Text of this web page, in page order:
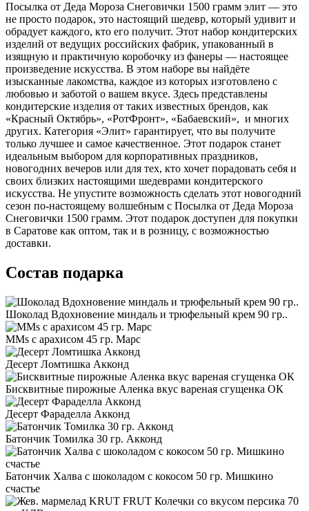
Посылка от Деда Мороза Снеговички 1500 грамм элит — это
не просто подарок, это настоящий шедевр, который удивит и
обрадует каждого, кто его получит. Этот набор кондитерских
изделий от ведущих российских фабрик, упакованный в
изящную и практичную коробочку из фанеры — настоящее
произведение искусства. В этом наборе вы найдёте
изысканные лакомства, каждое из которых изготовлено с
любовью и заботой о вашем вкусе. Здесь представлены
кондитерские изделия от таких известных брендов, как
«Красный Октябрь», «РотФронт», «Бабаевский», и многих
других. Категория «Элит» гарантирует, что вы получите
только лучшее и самое качественное. Этот подарок станет
идеальным выбором для корпоративных праздников,
новогодних вечеров или для тех, кто хочет порадовать себя и
своих близких настоящими шедеврами кондитерского
искусства. Не упустите возможность сделать этот новогодний
сезон по-настоящему волшебным с Посылка от Деда Мороза
Снеговички 1500 грамм. Этот подарок доступен для покупки
в Саратове как оптом, так и в розницу, с возможностью
доставки.
Состав подарка
Шоколад Вдохновение миндаль и трюфельный крем 90 гр..
MMs с арахисом 45 гр. Марс
Десерт Ломтишка Акконд
Бисквитные пирожные Аленка вкус вареная сгущенка ОК
Десерт Фараделла Акконд
Батончик Томилка 30 гр. Акконд
Батончик Халва с шоколадом с кокосом 50 гр. Мишкино
счастье